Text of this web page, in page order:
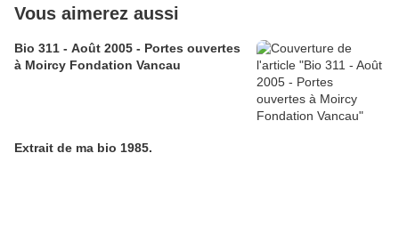
Vous aimerez aussi
Bio 311 - Août 2005 - Portes ouvertes
à Moircy Fondation Vancau
Extrait de ma bio 1985.